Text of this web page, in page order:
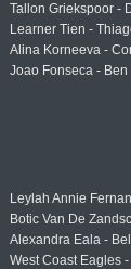
Tallon Griekspoor -
Learner Tien -
Alina Korneeva -
Joao Fonseca - Ben
Leylah Annie
Botic Van De
Alexandra Eala -
West Coast Eagles